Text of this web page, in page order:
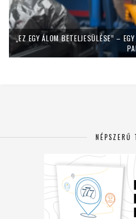
„EZ EGY ÁLOM BETELJESÜLÉSE” –
NÉPSZERŰ